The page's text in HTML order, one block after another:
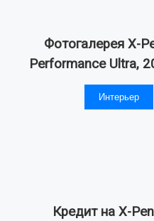
Фотогалерея X-
Performance Ultra,
Интерьер
Кредит на X-